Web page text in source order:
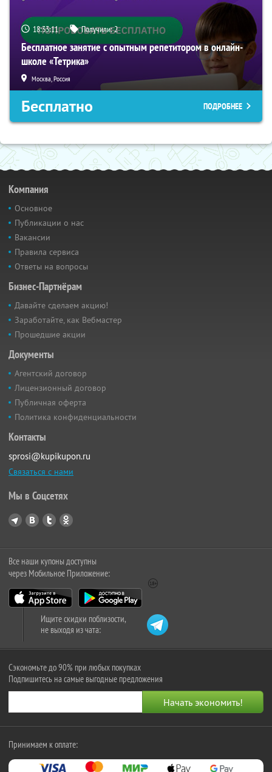
18:33:10 Получили:2
Бесплатное занятие с опытным репетитором в онлайн-
школе «Тетрика»
Москва, Россия
Бесплатно ПОДРОБНЕЕ
Компания
Основное
Публикации о нас
Вакансии
Правила сервиса
Ответы на вопросы
Бизнес-Партнёрам
Давайте сделаем акцию!
Заработайте, как Вебмастер
Прошедшие акции
Документы
Агентский договор
Лицензионный договор
Публичная оферта
Политика конфиденциальности
Контакты
sprosi@kupikupon.ru
Связаться с нами
Мы в Соцсетях
Все наши купоны доступны
через Мобильное Приложение:
Ищите скидки поблизости,
не выходя из чата:
Сэкономьте до 90% при любых покупках
Подпишитесь на самые выгодные предложения
Принимаем к оплате: